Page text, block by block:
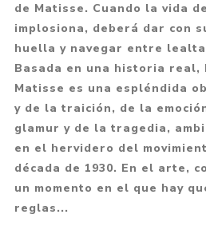
de Matisse. Cuando la vida
implosiona, deberá dar con
huella y navegar entre
Basada en una historia real,
Matisse es una espléndida
y de la traición, de la
glamur y de la tragedia,
en el hervidero del
década de 1930. En el arte,
un momento en el que hay
reglas...